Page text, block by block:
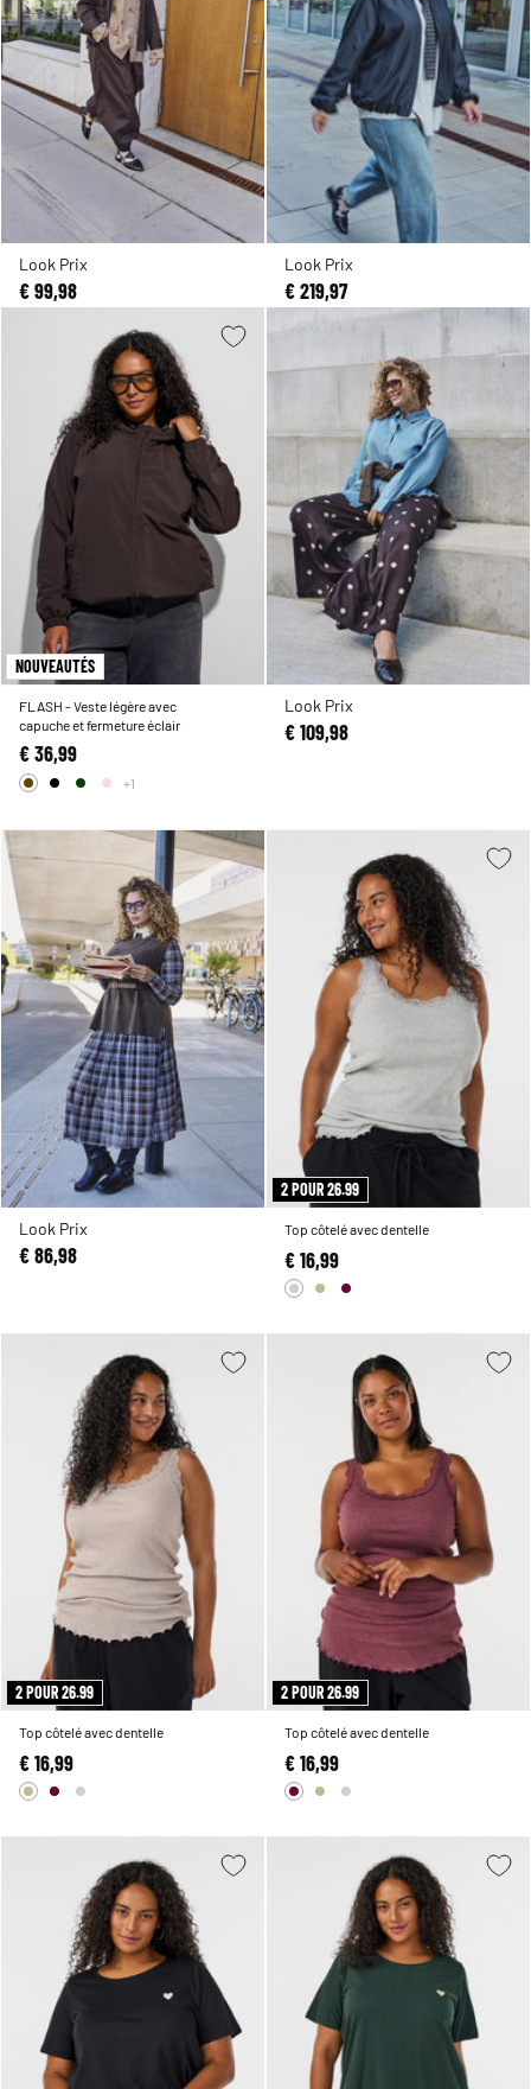
Look Prix
€ 99,98
Look Prix
€ 219,97
NOUVEAUTÉS
FLASH - Veste légère avec
capuche et fermeture éclair
€ 36,99
+1
Look Prix
€ 109,98
Look Prix
€ 86,98
2 POUR 26.99
Top côtelé avec dentelle
€ 16,99
2 POUR 26.99
Top côtelé avec dentelle
€ 16,99
2 POUR 26.99
Top côtelé avec dentelle
€ 16,99